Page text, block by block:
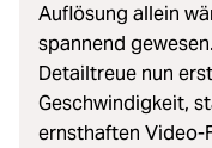
Auflösung allein
spannend
Detailtreue nun
Geschwindigkeit,
ernsthaften Video-